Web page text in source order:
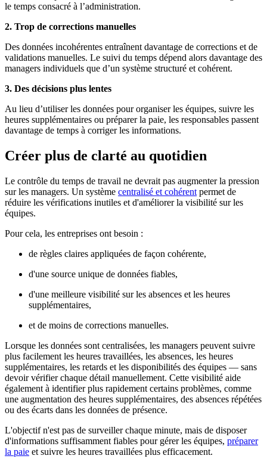
le temps consacré à l’administration.
2. Trop de corrections manuelles
Des données incohérentes entraînent davantage de corrections et de
validations manuelles. Le suivi du temps dépend alors davantage des
managers individuels que d’un système structuré et cohérent.
3. Des décisions plus lentes
Au lieu d’utiliser les données pour organiser les équipes, suivre les
heures supplémentaires ou préparer la paie, les responsables passent
davantage de temps à corriger les informations.
Créer plus de clarté au quotidien
Le contrôle du temps de travail ne devrait pas augmenter la pression
sur les managers. Un système centralisé et cohérent permet de
réduire les vérifications inutiles et d'améliorer la visibilité sur les
équipes.
Pour cela, les entreprises ont besoin :
de règles claires appliquées de façon cohérente,
d'une source unique de données fiables,
d'une meilleure visibilité sur les absences et les heures
supplémentaires,
et de moins de corrections manuelles.
Lorsque les données sont centralisées, les managers peuvent suivre
plus facilement les heures travaillées, les absences, les heures
supplémentaires, les retards et les disponibilités des équipes — sans
devoir vérifier chaque détail manuellement. Cette visibilité aide
également à identifier plus rapidement certains problèmes, comme
une augmentation des heures supplémentaires, des absences répétées
ou des écarts dans les données de présence.
L'objectif n'est pas de surveiller chaque minute, mais de disposer
d'informations suffisamment fiables pour gérer les équipes, préparer
la paie et suivre les heures travaillées plus efficacement.